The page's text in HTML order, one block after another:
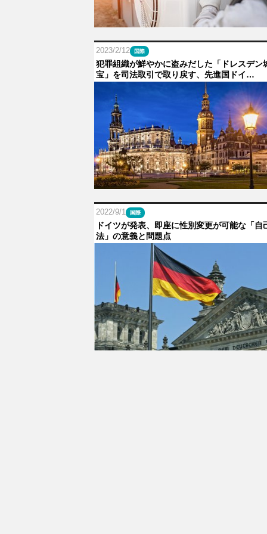
2023/2/12 国際
犯罪組織が鮮やかに盗みだした「ドレスデン
宝」を司法取引で取り戻す、先進国ドイ…
2022/9/1 国際
ドイツが発表、即座に性別変更が可能な「自
法」の意義と問題点